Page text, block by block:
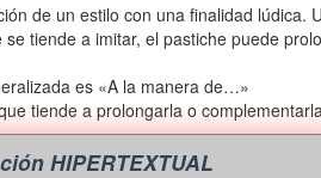
de un estilo con una finalidad lúdica.
tiende a imitar, el pastiche puede
es «A la manera de…»
tiende a prolongarla o
HIPERTEXTUAL